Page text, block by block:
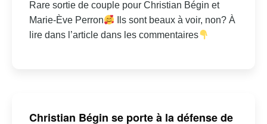
Rare sortie de couple pour Christian Bégin et
Marie-Ève Perron
Ils sont beaux à voir, non? À
lire dans l’article dans les commentaires
Christian Bégin se porte à la défense de